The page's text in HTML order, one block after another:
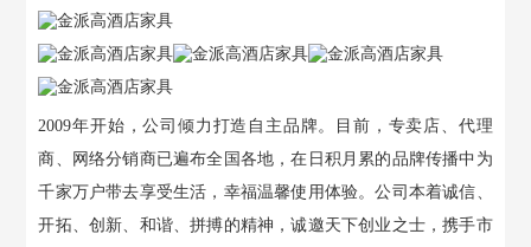
2009年开始，公司倾力打造自主品牌。目前，专卖店、代理
商、网络分销商已遍布全国各地，在日积月累的品牌传播中为
千家万户带去享受生活，幸福温馨使用体验。公司本着诚信、
开拓、创新、和谐、拼搏的精神，诚邀天下创业之士，携手市